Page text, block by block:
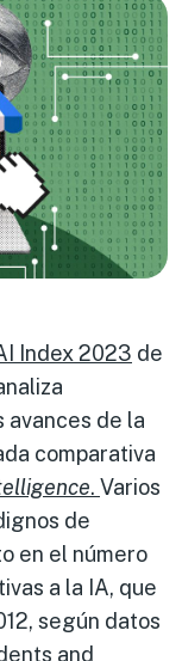
Index 2023 de
de la
comparativa
. Varios
de
en el número
a la IA, que
según datos
and